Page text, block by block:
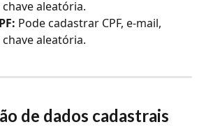
aleatória.
Pode cadastrar CPF, e-mail,
aleatória.
de dados cadastrais